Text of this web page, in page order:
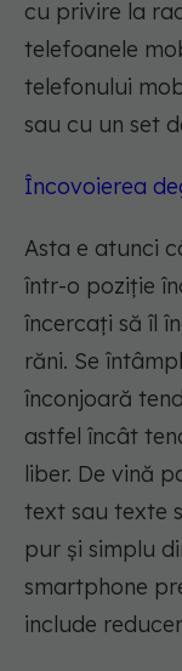
cu privire la
telefoanele
telefonului
sau cu un set
Încovoierea
Asta e atunci
într-o poziție
încercați să îl
răni. Se
înconjoară
astfel încât
liber. De vină
text sau texte
pur și simplu
smartphone
include